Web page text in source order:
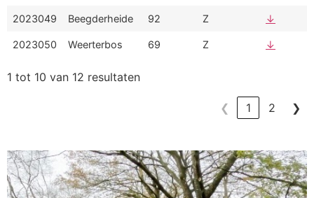
2023049 Beegderheide 92 Z ↓
2023050 Weerterbos 69 Z ↓
1 tot 10 van 12 resultaten
❮ 1 2 ❯